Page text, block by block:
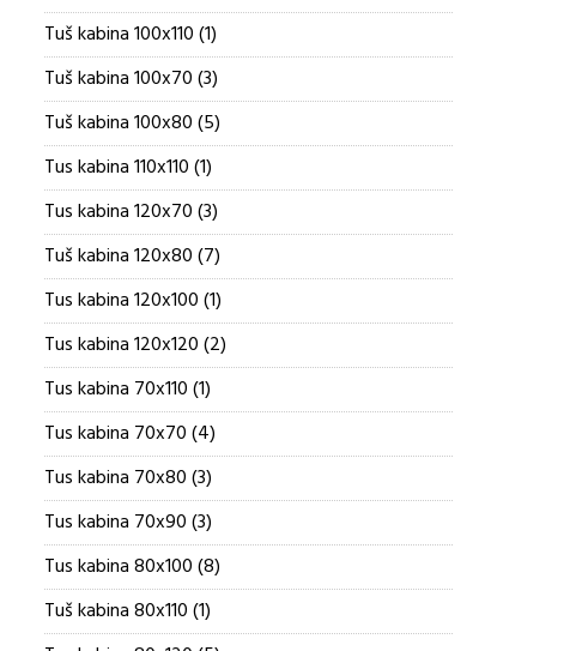
proizvoda
Tuš kabina 100x110 11
proizvod
Tuš kabina 100x70 33
proizvoda
Tuš kabina 100x80 55
proizvoda
Tus kabina 110x110 11
proizvod
Tus kabina 120x70 33
proizvoda
Tuš kabina 120x80 77
proizvoda
Tus kabina 120x100 11
proizvod
Tus kabina 120x120 22
proizvoda
Tus kabina 70x110 11
proizvod
Tus kabina 70x70 44
proizvoda
Tus kabina 70x80 33
proizvoda
Tus kabina 70x90 33
proizvoda
Tus kabina 80x100 88
proizvoda
Tuš kabina 80x110 11
proizvod